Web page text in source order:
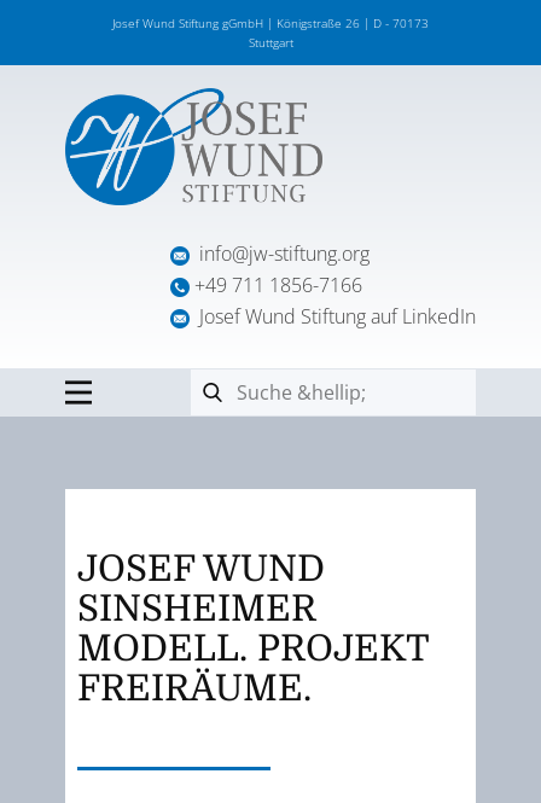
Josef Wund Stiftung gGmbH | Königstraße 26 | D - 70173
Stuttgart
info@jw-stiftung.org
+49 711 1856-7166
Josef Wund Stiftung auf LinkedIn
JOSEF WUND
SINSHEIMER
MODELL. PROJEKT
FREIRÄUME.